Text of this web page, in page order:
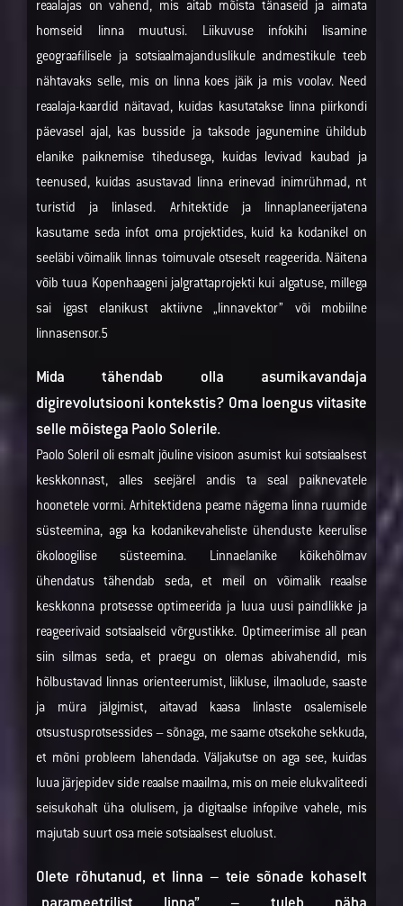
reaalajas on vahend, mis aitab mõista tänaseid ja aimata
homseid linna muutusi. Liikuvuse infokihi lisamine
geograafilisele ja sotsiaalmajanduslikule andmestikule teeb
nähtavaks selle, mis on linna koes jäik ja mis voolav. Need
reaalaja-kaardid näitavad, kuidas kasutatakse linna piirkondi
päevasel ajal, kas busside ja taksode jagunemine ühildub
elanike paiknemise tihedusega, kuidas levivad kaubad ja
teenused, kuidas asustavad linna erinevad inimrühmad, nt
turistid ja linlased. Arhitektide ja linnaplaneerijatena
kasutame seda infot oma projektides, kuid ka kodanikel on
seeläbi võimalik linnas toimuvale otseselt reageerida. Näitena
võib tuua Kopenhaageni jalgrattaprojekti kui algatuse, millega
sai igast elanikust aktiivne „linnavektor” või mobiilne
linnasensor.5
Mida tähendab olla asumikavandaja
digirevolutsiooni kontekstis? Oma loengus viitasite
selle mõistega Paolo Solerile.
Paolo Soleril oli esmalt jõuline visioon asumist kui sotsiaalsest
keskkonnast, alles seejärel andis ta seal paiknevatele
hoonetele vormi. Arhitektidena peame nägema linna ruumide
süsteemina, aga ka kodanikevaheliste ühenduste keerulise
ökoloogilise süsteemina. Linnaelanike kõikehõlmav
ühendatus tähendab seda, et meil on võimalik reaalse
keskkonna protsesse optimeerida ja luua uusi paindlikke ja
reageerivaid sotsiaalseid võrgustikke. Optimeerimise all pean
siin silmas seda, et praegu on olemas abivahendid, mis
hõlbustavad linnas orienteerumist, liikluse, ilmaolude, saaste
ja müra jälgimist, aitavad kaasa linlaste osalemisele
otsustusprotsessides – sõnaga, me saame otsekohe sekkuda,
et mõni probleem lahendada. Väljakutse on aga see, kuidas
luua järjepidev side reaalse maailma, mis on meie elukvaliteedi
seisukohalt üha olulisem, ja digitaalse infopilve vahele, mis
majutab suurt osa meie sotsiaalsest eluolust.
Olete rõhutanud, et linna – teie sõnade kohaselt